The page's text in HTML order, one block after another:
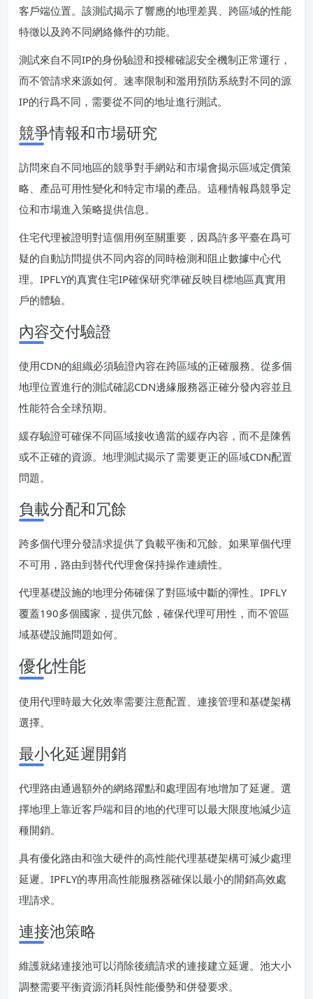
客戶端位置。該測試揭示了響應的地理差異、跨區域的性能
特徵以及跨不同網絡條件的功能。
測試來自不同IP的身份驗證和授權確認安全機制正常運行，
而不管請求來源如何。速率限制和濫用預防系統對不同的源
IP的行爲不同，需要從不同的地址進行測試。
競爭情報和市場研究
訪問來自不同地區的競爭對手網站和市場會揭示區域定價策
略、產品可用性變化和特定市場的產品。這種情報爲競爭定
位和市場進入策略提供信息。
住宅代理被證明對這個用例至關重要，因爲許多平臺在爲可
疑的自動訪問提供不同內容的同時檢測和阻止數據中心代
理。IPFLY的真實住宅IP確保研究準確反映目標地區真實用
戶的體驗。
內容交付驗證
使用CDN的組織必須驗證內容在跨區域的正確服務。從多個
地理位置進行的測試確認CDN邊緣服務器正確分發內容並且
性能符合全球預期。
緩存驗證可確保不同區域接收適當的緩存內容，而不是陳舊
或不正確的資源。地理測試揭示了需要更正的區域CDN配置
問題。
負載分配和冗餘
跨多個代理分發請求提供了負載平衡和冗餘。如果單個代理
不可用，路由到替代代理會保持操作連續性。
代理基礎設施的地理分佈確保了對區域中斷的彈性。IPFLY
覆蓋190多個國家，提供冗餘，確保代理可用性，而不管區
域基礎設施問題如何。
優化性能
使用代理時最大化效率需要注意配置、連接管理和基礎架構
選擇。
最小化延遲開銷
代理路由通過額外的網絡躍點和處理固有地增加了延遲。選
擇地理上靠近客戶端和目的地的代理可以最大限度地減少這
種開銷。
具有優化路由和強大硬件的高性能代理基礎架構可減少處理
延遲。IPFLY的專用高性能服務器確保以最小的開銷高效處
理請求。
連接池策略
維護就緒連接池可以消除後續請求的連接建立延遲。池大小
調整需要平衡資源消耗與性能優勢和併發要求。